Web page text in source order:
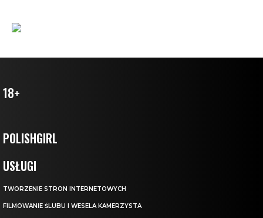
18+
POLISHGIRL
USŁUGI
TWORZENIE STRON INTERNETOWYCH
FILMOWANIE ŚLUBU I WESELA KAMERZYSTA